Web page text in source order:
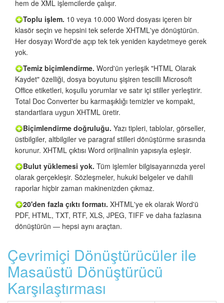
hem de XML işlemcilerde çalışır.
Toplu işlem. 10 veya 10.000 Word dosyası içeren bir
klasör seçin ve hepsini tek seferde XHTML'ye dönüştürün.
Her dosyayı Word'de açıp tek tek yeniden kaydetmeye gerek
yok.
Temiz biçimlendirme. Word'ün yerleşik "HTML Olarak
Kaydet" özelliği, dosya boyutunu şişiren tescilli Microsoft
Office etiketleri, koşullu yorumlar ve satır içi stiller yerleştirir.
Total Doc Converter bu karmaşıklığı temizler ve kompakt,
standartlara uygun XHTML üretir.
Biçimlendirme doğruluğu. Yazı tipleri, tablolar, görseller,
üstbilgiler, altbilgiler ve paragraf stilleri dönüştürme sırasında
korunur. XHTML çıktısı Word orijinalinin yapısıyla eşleşir.
Bulut yüklemesi yok. Tüm işlemler bilgisayarınızda yerel
olarak gerçekleşir. Sözleşmeler, hukuki belgeler ve dahili
raporlar hiçbir zaman makinenizden çıkmaz.
20'den fazla çıktı formatı. XHTML'ye ek olarak Word'ü
PDF, HTML, TXT, RTF, XLS, JPEG, TIFF ve daha fazlasına
dönüştürün — hepsi aynı araçtan.
Çevrimiçi Dönüştürücüler ile
Masaüstü Dönüştürücü
Karşılaştırması